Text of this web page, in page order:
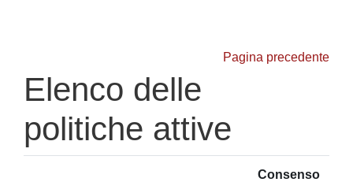
Pagina precedente
Elenco delle
politiche attive
Consenso